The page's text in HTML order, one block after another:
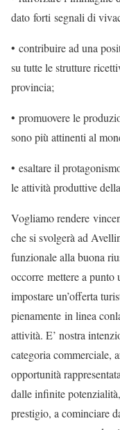
dato forti segnali di
• contribuire ad una
su tutte le strutture
provincia;
• promuovere le
sono più attinenti al
• esaltare il
le attività produttive
Vogliamo rendere
che si svolgerà ad
funzionale alla buona
occorre mettere a punto
impostare un’offerta
pienamente in linea
attività. E’ nostra
categoria commerciale,
opportunità
dalle infinite
prestigio, a cominciare